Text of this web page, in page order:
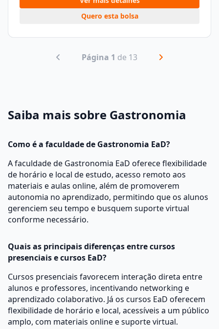
Quero esta bolsa
Página 1 de 13
Saiba mais sobre Gastronomia
Como é a faculdade de Gastronomia EaD?
A faculdade de Gastronomia EaD oferece flexibilidade
de horário e local de estudo, acesso remoto aos
materiais e aulas online, além de promoverem
autonomia no aprendizado, permitindo que os alunos
gerenciem seu tempo e busquem suporte virtual
conforme necessário.
Quais as principais diferenças entre cursos
presenciais e cursos EaD?
Cursos presenciais favorecem interação direta entre
alunos e professores, incentivando networking e
aprendizado colaborativo. Já os cursos EaD oferecem
flexibilidade de horário e local, acessíveis a um público
amplo, com materiais online e suporte virtual.